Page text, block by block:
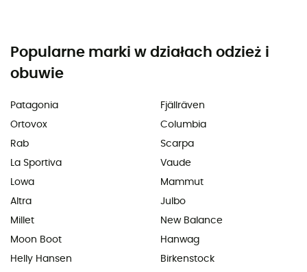
Popularne marki w działach odzież i
obuwie
Patagonia
Ortovox
Rab
La Sportiva
Lowa
Altra
Millet
Moon Boot
Helly Hansen
Fjällräven
Columbia
Scarpa
Vaude
Mammut
Julbo
New Balance
Hanwag
Birkenstock